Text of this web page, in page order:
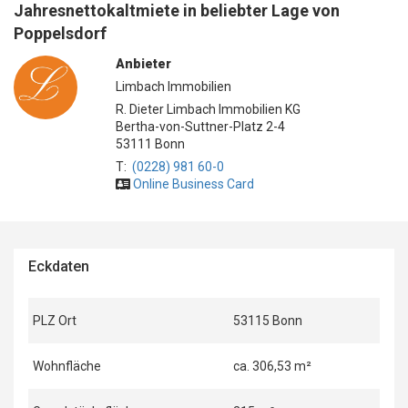
Jahresnettokaltmiete in beliebter Lage von
Poppelsdorf
Anbieter
Limbach Immobilien
R. Dieter Limbach Immobilien KG
Bertha-von-Suttner-Platz 2-4
53111 Bonn
T: (0228) 981 60-0
Online Business Card
Eckdaten
PLZ Ort 53115 Bonn
Wohnfläche ca. 306,53 m²